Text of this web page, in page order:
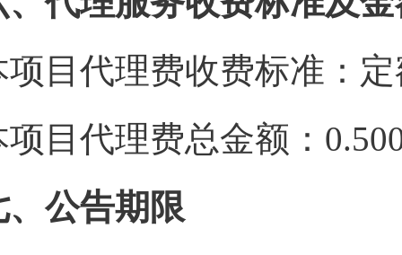
项目代理费收费标准：
项目代理费总金额：
、公告期限